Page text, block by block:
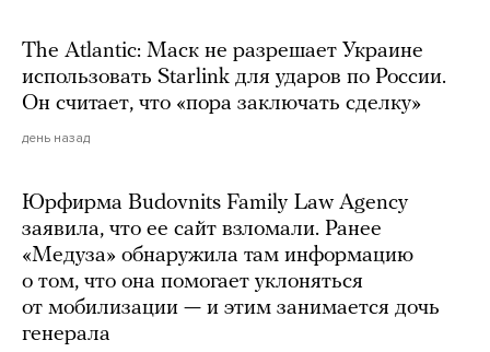
The Atlantic: Маск не разрешает Украине
использовать Starlink для ударов по России.
Он считает, что «пора заключать сделку»
день назад
Юрфирма Budovnits Family Law Agency
заявила, что ее сайт взломали. Ранее
«Медуза» обнаружила там информацию
о том, что она помогает уклоняться
от мобилизации — и этим занимается дочь
генерала